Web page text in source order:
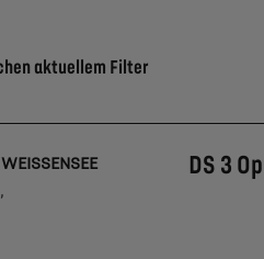
aktuellem Filter
DS 3